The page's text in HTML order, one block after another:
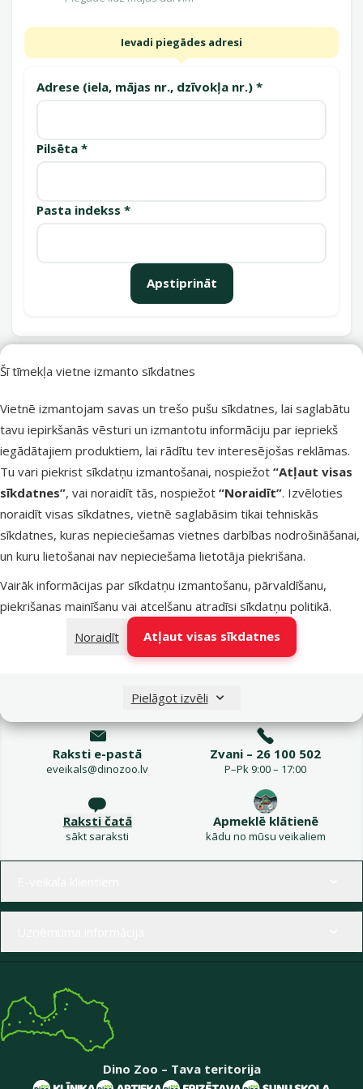
Šī tīmekļa vietne izmanto sīkdatnes
Vietnē izmantojam savas un trešo pušu sīkdatnes, lai saglabātu
tavu iepirkšanās vēsturi un izmantotu informāciju par iepriekš
iegādātajiem produktiem, lai rādītu tev interesējošas reklāmas.
Tu vari piekrist sīkdatņu izmantošanai, nospiežot “Atļaut visas
sīkdatnes”, vai noraidīt tās, nospiežot “Noraidīt”. Izvēloties
noraidīt visas sīkdatnes, vietnē saglabāsim tikai tehniskās
sīkdatnes, kuras nepieciešamas vietnes darbības nodrošināšanai,
un kuru lietošanai nav nepieciešama lietotāja piekrišana.
Vairāk informācijas par sīkdatņu izmantošanu, pārvaldīšanu,
piekrišanas mainīšanu vai atcelšanu atradīsi sīkdatņu politikā.
Noraidīt
Atļaut visas sīkdatnes
Pielāgot izvēli
Ievadi piegādes adresi
Adrese (iela, mājas nr., dzīvokļa nr.) *
Pilsēta *
Pasta indekss *
Apstiprināt
Latvijas Pasts pakomāti pirmdien
LATVIJAS PASTS nodaļas pirmdien
OMNIVA pakomāti pirmdien
DPD Pickup tīkls pirmdien
Raksti e-pastā
eveikals@dinozoo.lv
Zvani – 26 100 502
P–Pk 9:00 – 17:00
Raksti čatā
sākt saraksti
Apmeklē klātienē
kādu no mūsu veikaliem
Dino Zoo – Tava teritorija